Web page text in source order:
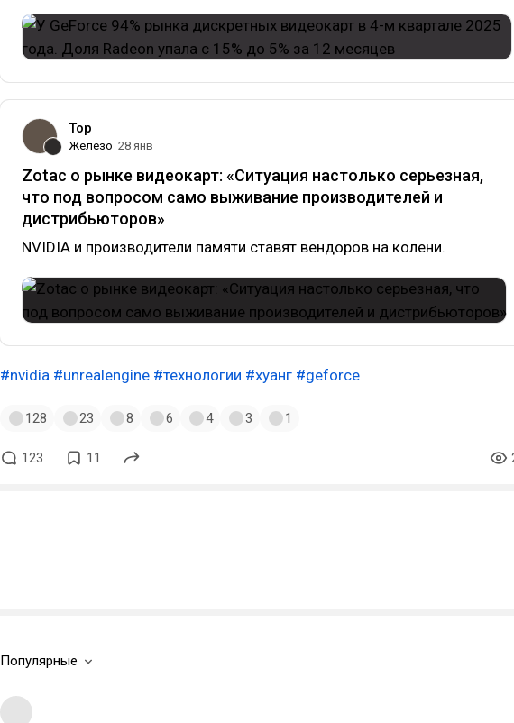
Top
Железо 28 янв
Zotac о рынке видеокарт: «Ситуация настолько серьезная,
что под вопросом само выживание производителей и
дистрибьюторов»
NVIDIA и производители памяти ставят вендоров на колени.
#nvidia #unrealengine #технологии #хуанг #geforce
128 23 8 6 4 3 1
123 11
Популярные